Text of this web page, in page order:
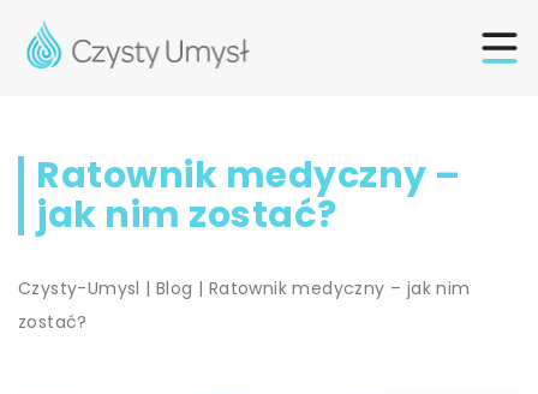
Ratownik medyczny –
jak nim zostać?
Czysty-Umysl |Blog | Ratownik medyczny – jak nim
zostać?